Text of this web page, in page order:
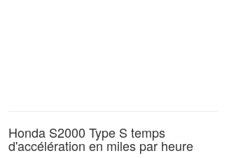
Honda S2000 Type S temps
d'accélération en miles par heure